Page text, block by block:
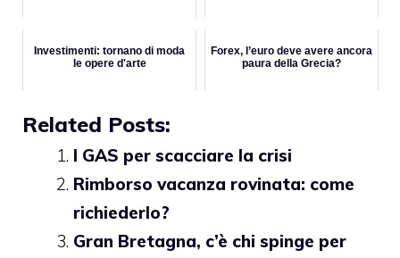
Investimenti: tornano di moda
le opere d'arte
Forex, l’euro deve avere ancora
paura della Grecia?
Related Posts:
I GAS per scacciare la crisi
Rimborso vacanza rovinata: come
richiederlo?
Gran Bretagna, c’è chi spinge per